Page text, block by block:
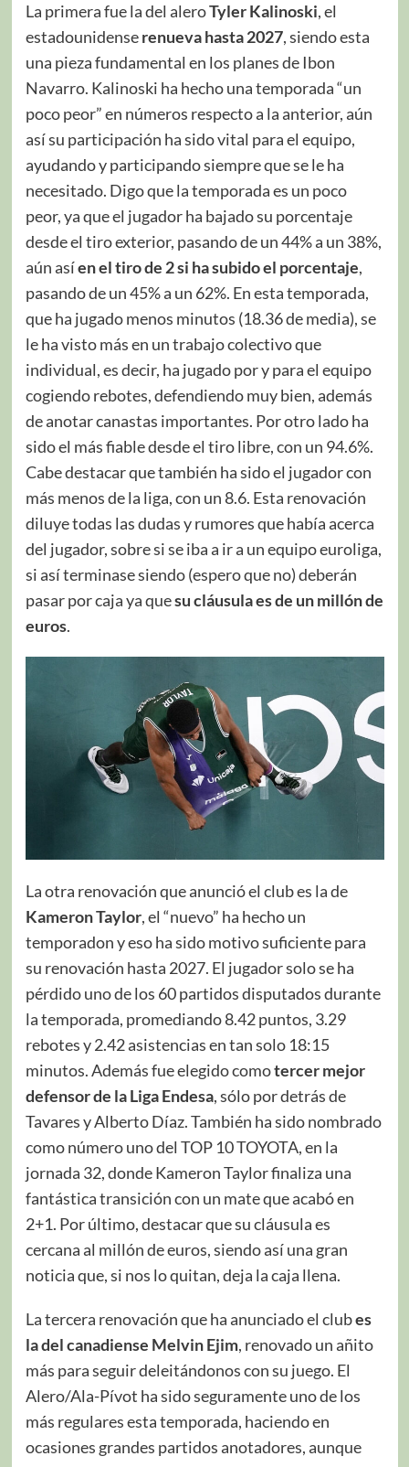
La primera fue la del aleroTyler Kalinoski, el
estadounidenserenueva hasta 2027, siendo esta
una pieza fundamental en los planes de Ibon
Navarro. Kalinoski ha hecho una temporada “un
poco peor” en números respecto a la anterior, aún
así su participación ha sido vital para el equipo,
ayudando y participando siempre que se le ha
necesitado. Digo que la temporada es un poco
peor, ya que el jugador ha bajado su porcentaje
desde el tiro exterior, pasando de un 44% a un 38%,
aún asíen el tiro de 2 si ha subido el porcentaje,
pasando de un 45% a un 62%. En esta temporada,
que ha jugado menos minutos (18.36 de media), se
le ha visto más en un trabajo colectivo que
individual, es decir, ha jugado por y para el equipo
cogiendo rebotes, defendiendo muy bien, además
de anotar canastas importantes. Por otro lado ha
sido el más fiable desde el tiro libre, con un 94.6%.
Cabe destacar que también ha sido el jugador con
más menos de la liga, con un 8.6. Esta renovación
diluye todas las dudas y rumores que había acerca
del jugador, sobre si se iba a ir a un equipo euroliga,
si así terminase siendo (espero que no) deberán
pasar por caja ya quesu cláusula es de un millón de
euros.
La otra renovación que anunció el club es la de
Kameron Taylor, el “nuevo” ha hecho un
temporadon y eso ha sido motivo suficiente para
su renovación hasta 2027. El jugador solo se ha
pérdido uno de los 60 partidos disputados durante
la temporada, promediando 8.42 puntos, 3.29
rebotes y 2.42 asistencias en tan solo 18:15
minutos. Además fue elegido comotercer mejor
defensor de la Liga Endesa, sólo por detrás de
Tavares y Alberto Díaz. También ha sido nombrado
como número uno del TOP 10 TOYOTA, en la
jornada 32, donde Kameron Taylor finaliza una
fantástica transición con un mate que acabó en
2+1. Por último, destacar que su cláusula es
cercana al millón de euros, siendo así una gran
noticia que, si nos lo quitan, deja la caja llena.
La tercera renovación que ha anunciado el clubes
la del canadiense Melvin Ejim, renovado un añito
más para seguir deleitándonos con su juego. El
Alero/Ala-Pívot ha sido seguramente uno de los
más regulares esta temporada, haciendo en
ocasiones grandes partidos anotadores, aunque